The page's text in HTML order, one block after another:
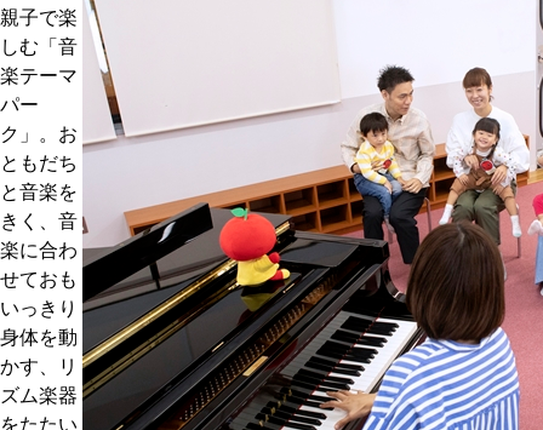
親子で楽
しむ「音
楽テーマ
パー
ク」。お
ともだち
と音楽を
きく、音
楽に合わ
せておも
いっきり
身体を動
かす、リ
ズム楽器
をたたい